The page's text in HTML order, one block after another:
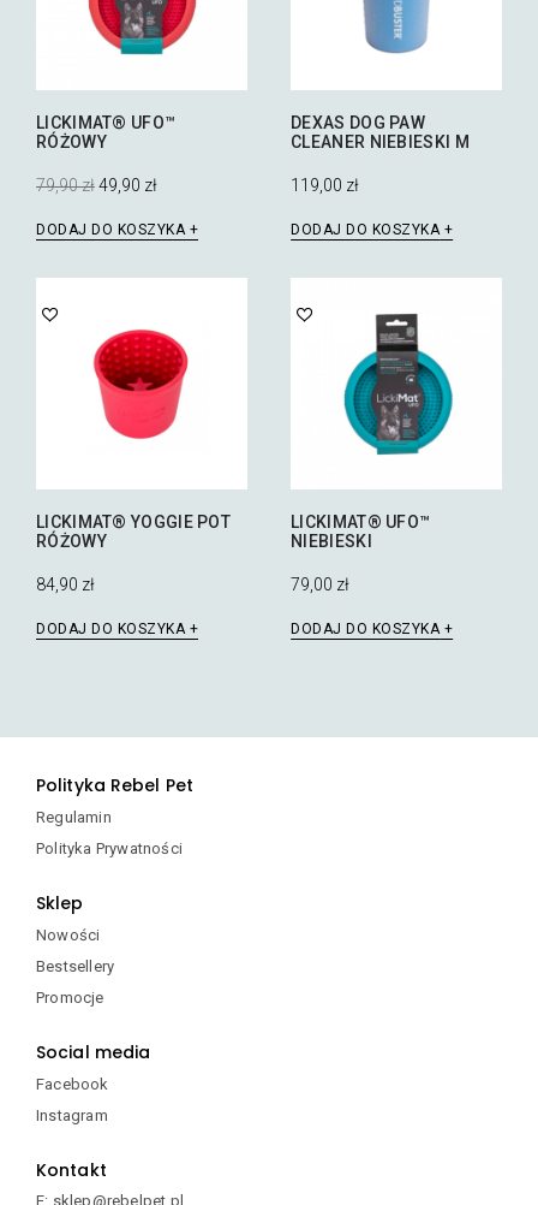
LICKIMAT® UFO™
RÓŻOWY
79,90zł Pierwotna
cena
79,90 zł.
49,90 złAktualna
49,90 zł.
DODAJ DO KOSZYKA
DEXAS DOG PAW
CLEANER NIEBIESKI M
119,00 zł
DODAJ DO KOSZYKA
LICKIMAT® YOGGIE POT
RÓŻOWY
84,90 zł
DODAJ DO KOSZYKA
LICKIMAT® UFO™
NIEBIESKI
79,00 zł
DODAJ DO KOSZYKA
Polityka Rebel Pet
Regulamin
Polityka Prywatności
Sklep
Nowości
Bestsellery
Promocje
Social media
Facebook
Instagram
Kontakt
E: sklep@rebelpet.pl